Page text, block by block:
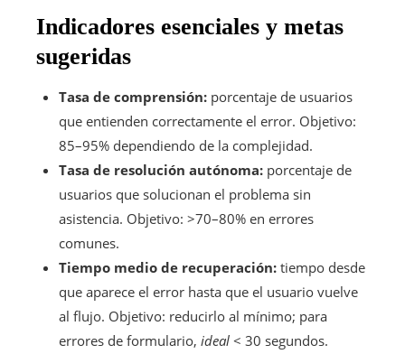
Indicadores esenciales y metas
sugeridas
Tasa de comprensión: porcentaje de usuarios
que entienden correctamente el error. Objetivo:
85–95% dependiendo de la complejidad.
Tasa de resolución autónoma: porcentaje de
usuarios que solucionan el problema sin
asistencia. Objetivo: >70–80% en errores
comunes.
Tiempo medio de recuperación: tiempo desde
que aparece el error hasta que el usuario vuelve
al flujo. Objetivo: reducirlo al mínimo; para
errores de formulario, ideal < 30 segundos.